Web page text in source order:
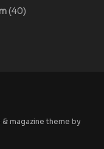
(40)
magazine theme by